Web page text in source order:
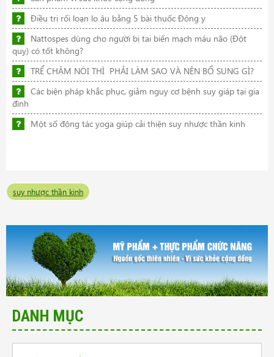
Điều trị rối loạn lo âu bằng 5 bài thuốc Đông y
Nattospes dùng cho người bị tai biến mạch máu não (Đột
quỵ) có tốt không?
TRỂ CHẬM NÓI THÌ PHẢI LÀM SAO VÀ NÊN BỔ SUNG GÌ?
Các biện pháp khắc phục, giảm nguy cơ bệnh suy giáp tại gia
đình
Một số động tác yoga giúp cải thiện suy nhược thần kinh
suy nhược thần kinh
DANH MỤC